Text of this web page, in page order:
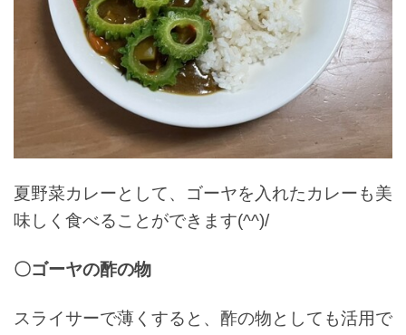
夏野菜カレーとして、ゴーヤを入れたカレーも美
味しく食べることができます(^^)/
〇ゴーヤの酢の物
スライサーで薄くすると、酢の物としても活用で